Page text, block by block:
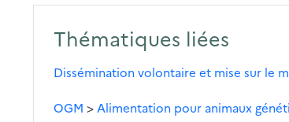
Thématiques liées
Dissémination volontaire et mise sur le
OGM > Alimentation pour animaux